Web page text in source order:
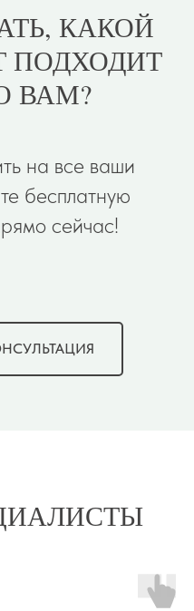
КАКОЙ
ПОДХОДИТ
ВАМ?
на все ваши
бесплатную
сейчас!